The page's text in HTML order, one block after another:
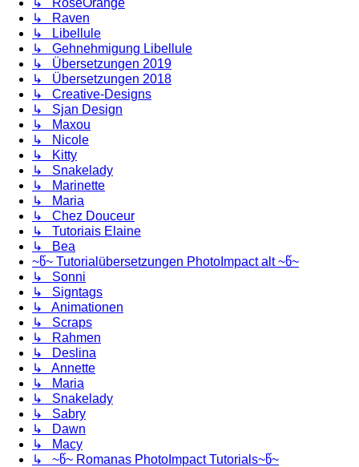
↳ Raven
↳ Libellule
↳ Gehnehmigung Libellule
↳ Übersetzungen 2019
↳ Übersetzungen 2018
↳ Creative-Designs
↳ Sjan Design
↳ Maxou
↳ Nicole
↳ Kitty
↳ Snakelady
↳ Marinette
↳ Maria
↳ Chez Douceur
↳ Tutoriais Elaine
↳ Bea
~წ~ Tutorialübersetzungen PhotoImpact alt ~წ~
↳ Sonni
↳ Signtags
↳ Animationen
↳ Scraps
↳ Rahmen
↳ Deslina
↳ Annette
↳ Maria
↳ Snakelady
↳ Sabry
↳ Dawn
↳ Macy
↳ ~წ~ Romanas PhotoImpact Tutorials~წ~